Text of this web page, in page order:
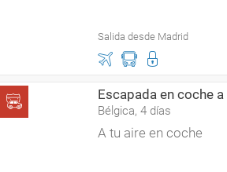
Salida desde Madrid
Escapada en coche a
Bélgica, 4 días
A tu aire en coche